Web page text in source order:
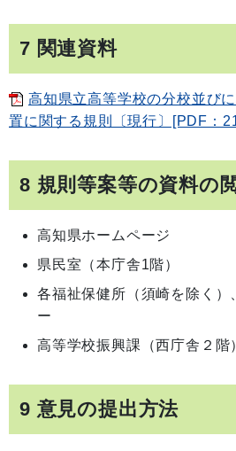
7 関連資料
高知県立高等学校の分校並び
置に関する規則〔現行〕[PDF：
8 規則等案等の資料の
高知県ホームページ
県民室（本庁舎1階）
各福祉保健所（須崎を除く）
ー
高等学校振興課（西庁舎２階
9 意見の提出方法